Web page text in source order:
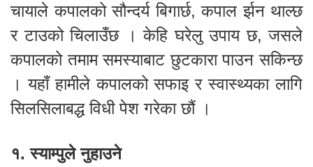
चायाले कपालको सौन्दर्य बिगार्छ, कपाल र्झन थाल्छ
र टाउको चिलाउँछ । केहि घरेलु उपाय छ, जसले
कपालको तमाम समस्याबाट छुटकारा पाउन सकिन्छ
। यहाँ हामीले कपालको सफाइ र स्वास्थ्यका लागि
सिलसिलाबद्ध विधी पेश गरेका छौं ।
१. स्याम्पुले नुहाउने